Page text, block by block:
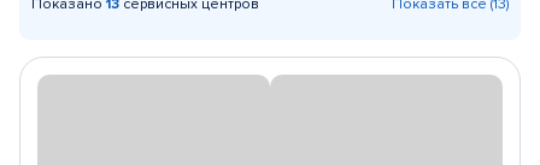
Показано 13 сервисных центров Показать все (13)